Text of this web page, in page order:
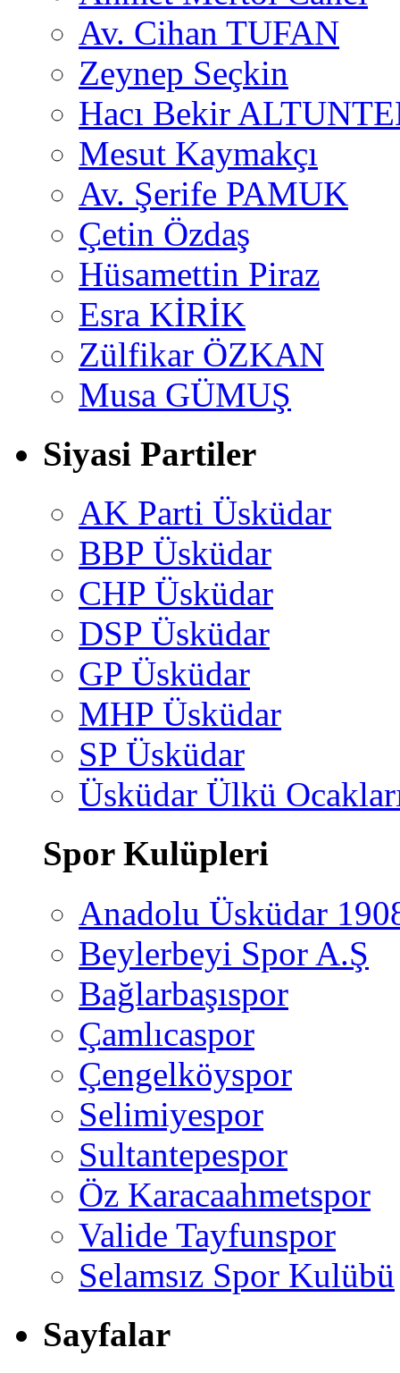
Av. Cihan TUFAN
Zeynep Seçkin
Hacı Bekir
Mesut Kaymakçı
Av. Şerife PAMUK
Çetin Özdaş
Hüsamettin Piraz
Esra KİRİK
Zülfikar ÖZKAN
Musa GÜMUŞ
Siyasi Partiler
AK Parti Üsküdar
BBP Üsküdar
CHP Üsküdar
DSP Üsküdar
GP Üsküdar
MHP Üsküdar
SP Üsküdar
Üsküdar Ülkü
Spor Kulüpleri
Anadolu Üsküdar
Beylerbeyi Spor A.Ş
Bağlarbaşıspor
Çamlıcaspor
Çengelköyspor
Selimiyespor
Sultantepespor
Öz Karacaahmetspor
Valide Tayfunspor
Selamsız Spor Kulübü
Sayfalar